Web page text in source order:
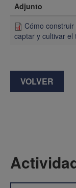
Adjunto
Cómo
captar y cultivar el
VOLVER